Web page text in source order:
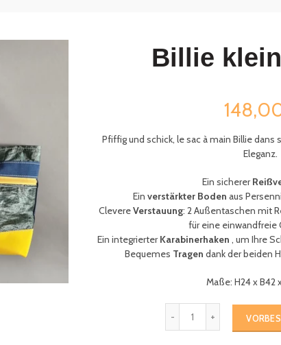
Billie
Pfiffig und schick, le sac à main Billie
Eleganz.
Ein sicherer
Ein verstärkter Boden aus
ClevereVerstauung: 2 Außentaschen mit
für eine einwandfreie
Ein integrierterKarabinerhaken , um Ihre
Bequemes Tragen dank der beiden
Maße: H24 x B42